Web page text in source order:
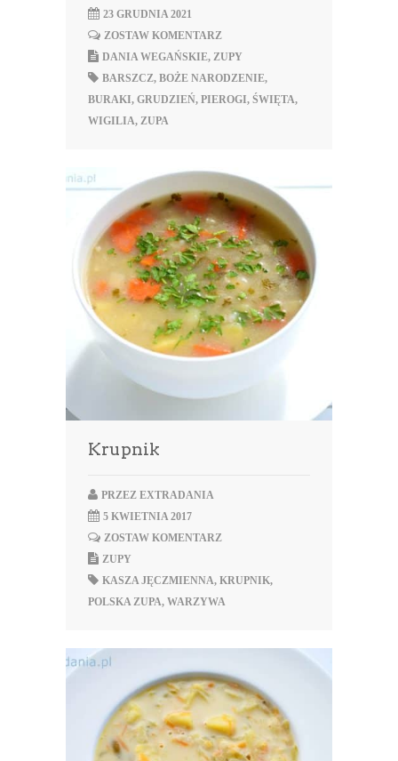
23 GRUDNIA 2021
ZOSTAW KOMENTARZ
DANIA WEGAŃSKIE, ZUPY
BARSZCZ, BOŻE NARODZENIE,
BURAKI, GRUDZIEŃ, PIEROGI, ŚWIĘTA,
WIGILIA, ZUPA
Krupnik
PRZEZ EXTRADANIA
5 KWIETNIA 2017
ZOSTAW KOMENTARZ
ZUPY
KASZA JĘCZMIENNA, KRUPNIK,
POLSKA ZUPA, WARZYWA